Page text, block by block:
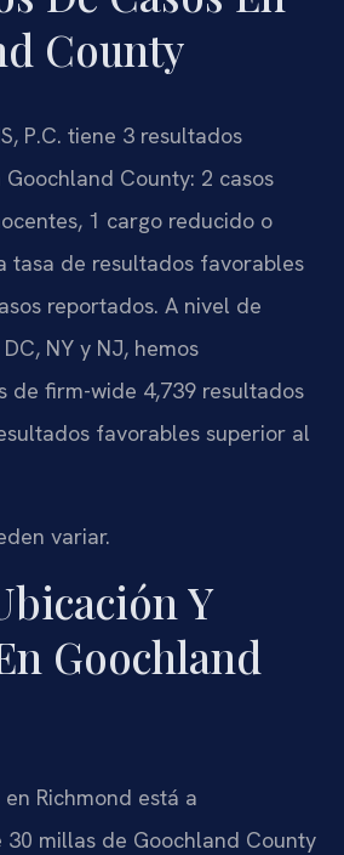
County
P.C. tiene 3 resultados
County: 2 casos
1 cargo reducido o
de resultados favorables
reportados. A nivel de
NY y NJ, hemos
de firm-wide 4,739 resultados
favorables superior al
variar.
Y
Goochland
Richmond está a
30 millas de Goochland County